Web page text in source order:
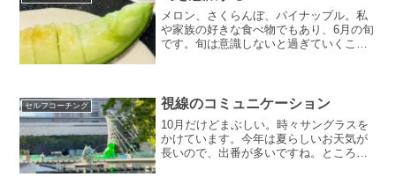
えとして使われたりもしま...
メロン、さくらんぼ、パイナップル。私
や家族の好きな食べ物でもあり、6月の旬
です。旬は意識しないと過ぎていくこと
物、海産物などの旬もあ...
セルフコーチング 視線のコミュニケーション
10月だけどまぶしい。時々サングラスを
かけています。今年は夏らしいお天気が
長いので、出番が多いですね。ところ